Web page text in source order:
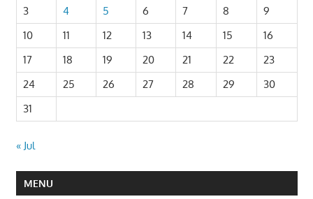
3
4 5 6 7 8
9
10
11 12 13 14 15
16
17
18 19 20 21 22
23
24
25 26 27 28 29
30
31
« Jul
MENU